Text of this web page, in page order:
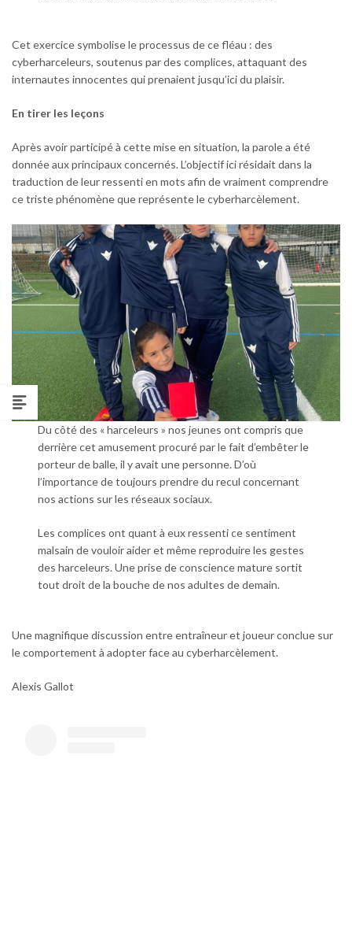
Cet exercice symbolise le processus de ce fléau : des
cyberharceleurs, soutenus par des complices, attaquant des
internautes innocentes qui prenaient jusqu’ici du plaisir.
En tirer les leçons
Après avoir participé à cette mise en situation, la parole a été
donnée aux principaux concernés. L’objectif ici résidait dans la
traduction de leur ressenti en mots afin de vraiment comprendre
ce triste phénomène que représente le cyberharcèlement.
Du côté des « harceleurs » nos jeunes ont compris que
derrière cet amusement procuré par le fait d’embêter le
porteur de balle, il y avait une personne. D’où
l’importance de toujours prendre du recul concernant
nos actions sur les réseaux sociaux.
Les complices ont quant à eux ressenti ce sentiment
malsain de vouloir aider et même reproduire les gestes
des harceleurs. Une prise de conscience mature sortit
tout droit de la bouche de nos adultes de demain.
Une magnifique discussion entre entraîneur et joueur conclue sur
le comportement à adopter face au cyberharcèlement.
Alexis Gallot